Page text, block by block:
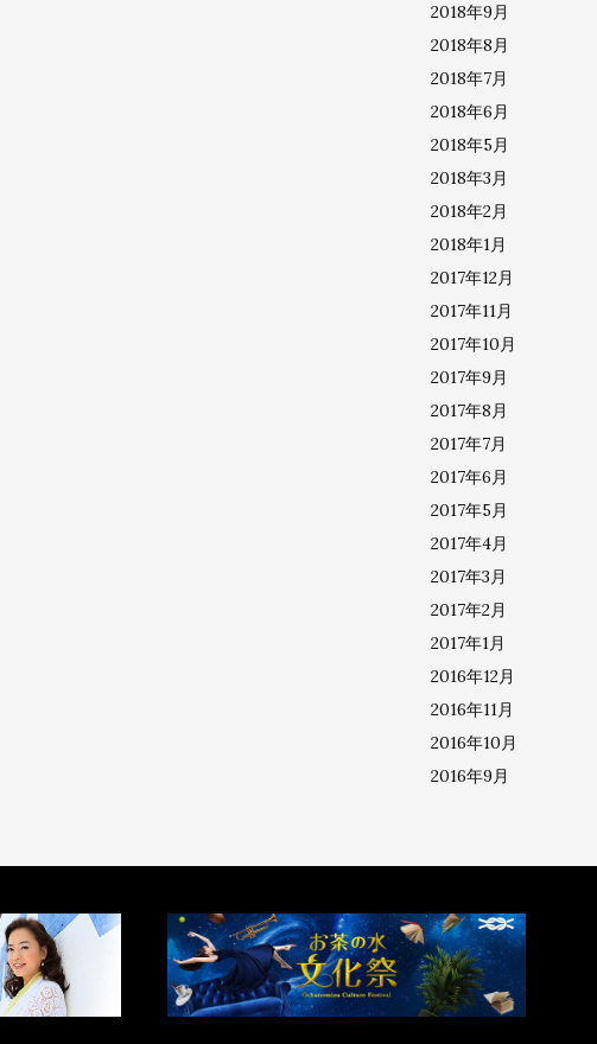
2018年9月
2018年8月
2018年7月
2018年6月
2018年5月
2018年3月
2018年2月
2018年1月
2017年12月
2017年11月
2017年10月
2017年9月
2017年8月
2017年7月
2017年6月
2017年5月
2017年4月
2017年3月
2017年2月
2017年1月
2016年12月
2016年11月
2016年10月
2016年9月